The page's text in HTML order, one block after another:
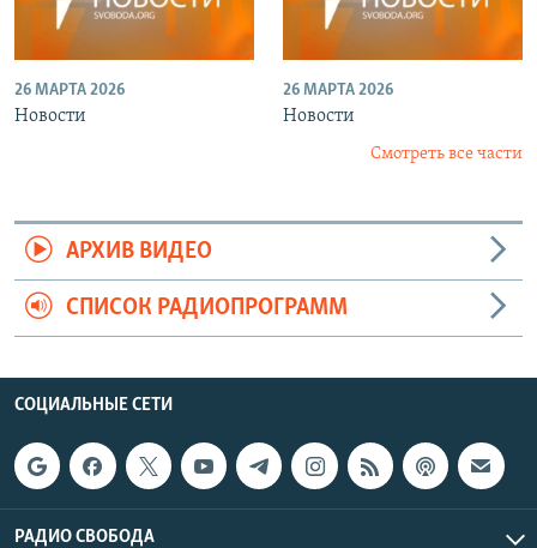
26 МАРТА 2026
Новости
26 МАРТА 2026
Новости
Смотреть все части
АРХИВ ВИДЕО
СПИСОК РАДИОПРОГРАММ
СОЦИАЛЬНЫЕ СЕТИ
РАДИО СВОБОДА